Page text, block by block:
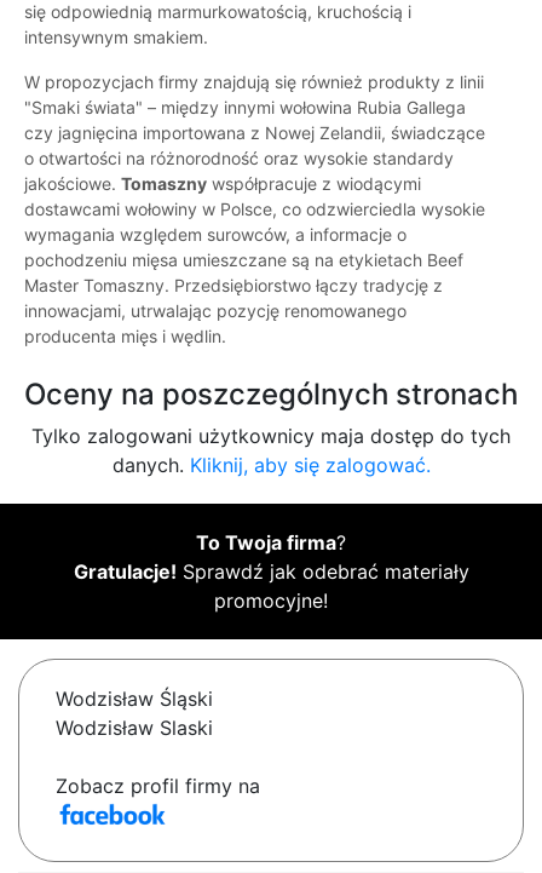
się odpowiednią marmurkowatością, kruchością i
intensywnym smakiem.
W propozycjach firmy znajdują się również produkty z linii
"Smaki świata" – między innymi wołowina Rubia Gallega
czy jagnięcina importowana z Nowej Zelandii, świadczące
o otwartości na różnorodność oraz wysokie standardy
jakościowe. Tomaszny współpracuje z wiodącymi
dostawcami wołowiny w Polsce, co odzwierciedla wysokie
wymagania względem surowców, a informacje o
pochodzeniu mięsa umieszczane są na etykietach Beef
Master Tomaszny. Przedsiębiorstwo łączy tradycję z
innowacjami, utrwalając pozycję renomowanego
producenta mięs i wędlin.
Oceny na poszczególnych stronach
Tylko zalogowani użytkownicy maja dostęp do tych
danych. Kliknij, aby się zalogować.
To Twoja firma?
Gratulacje! Sprawdź jak odebrać materiały
promocyjne!
Wodzisław Śląski
Wodzisław Slaski
Zobacz profil firmy na